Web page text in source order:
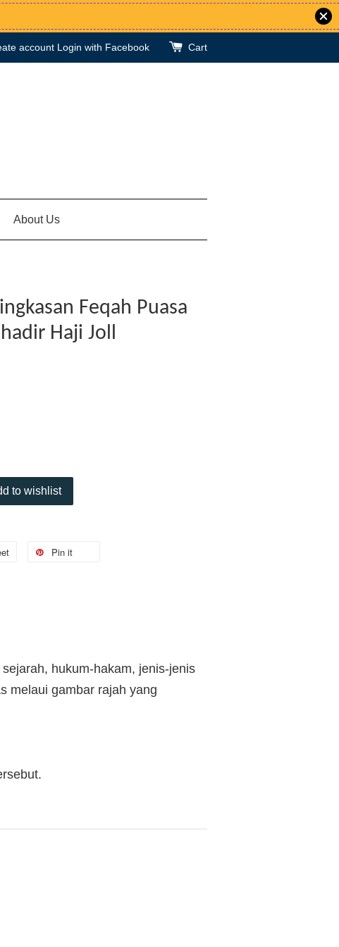
account Login with Facebook Cart
About Us
Feqah Puasa
Haji Joll
to wishlist
Pin it
hukum-hakam, jenis-jenis
melaui gambar rajah yang